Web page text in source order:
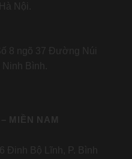
Nội.
8 ngõ 37 Đường Núi
Ninh Bình.
MIỀN NAM
Đinh Bộ Lĩnh, P. Bình